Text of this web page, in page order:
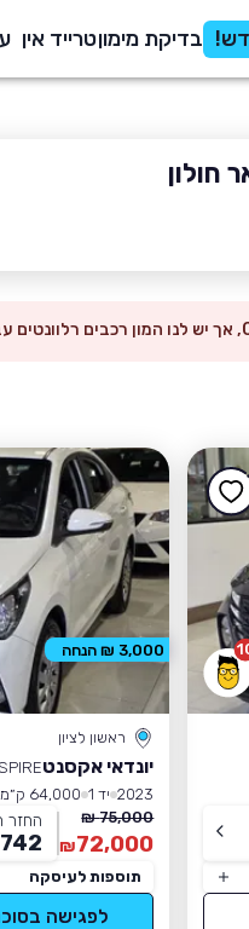
בדיקת מימוןטרייד אין
חולון
ראשון לציון
יונדאי אקסנט
2023 יד 1
64,000 ק״מ
75,000 ₪
72,000
₪
החזר
742
תוספות לעיסקה
לפגישה
3,000 ₪ הנחה